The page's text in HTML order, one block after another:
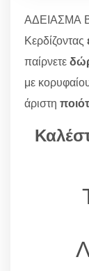
ΑΔΕΙΑΣΜΑ
Κερδίζοντας
παίρνετε
με
άριστη